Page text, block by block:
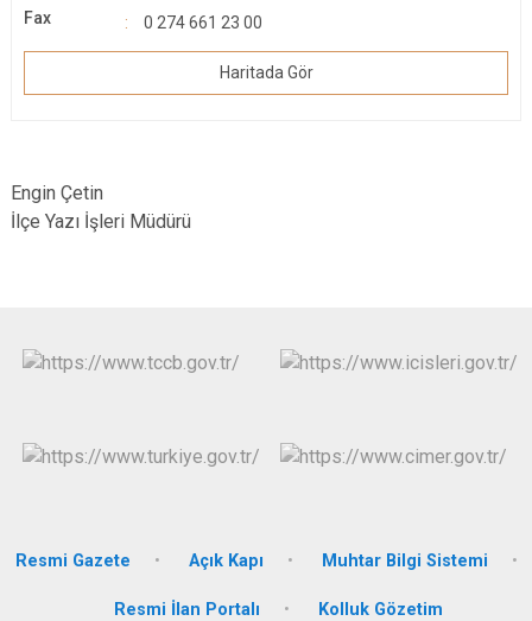
Fax
0 274 661 23 00
Haritada Gör
Engin Çetin
İlçe Yazı İşleri Müdürü
Resmi Gazete Açık Kapı Muhtar Bilgi Sistemi
Resmi İlan Portalı Kolluk Gözetim